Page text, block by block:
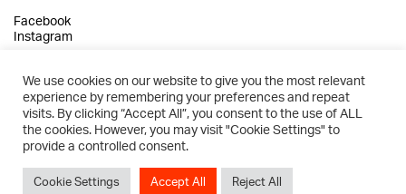
Facebook
Instagram
2026 © Μουσείο Παύλου και Αλεξάνδρας Κανελλοπούλου
Πολιτική Απορρήτου
Όροι Χρήσης
Created by Schema
We use cookies on our website to give you the most relevant
experience by remembering your preferences and repeat
visits. By clicking “Accept All”, you consent to the use of ALL
the cookies. However, you may visit "Cookie Settings" to
provide a controlled consent.
Cookie Settings Accept All Reject All